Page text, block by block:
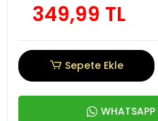
349,99 TL
Sepete Ekle
WHATSAPP